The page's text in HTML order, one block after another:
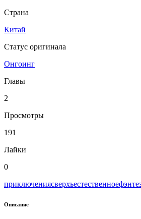
Страна
Китай
Статус оригинала
Онгоинг
Главы
2
Просмотры
191
Лайки
0
приключениясверхъестественное
Описание